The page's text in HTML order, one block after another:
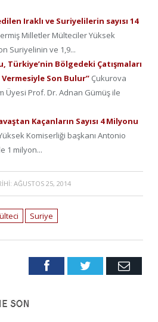
Iraklı ve Suriyelilerin sayısı 14
Milletler Mülteciler Yüksek
Suriyelinin ve 1,9...
Türkiye’nin Bölgedeki Çatışmaları
Son Bulur” Çukurova
Üyesi Prof. Dr. Adnan Gümüş ile
Kaçanların Sayısı 4 Milyonu
Komiserliği başkanı Antonio
1 milyon...
AĞUSTOS 25, 2014
Suriye
FacebookTwitter Email